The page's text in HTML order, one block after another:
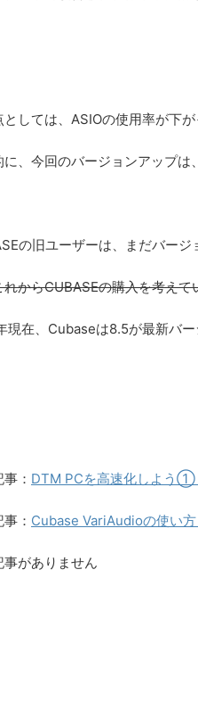
としては、ASIOの使用率が下が
に、今回のバージョンアップは
の旧ユーザーは、まだバージ
れからCUBASEの購入を考え
現在、Cubaseは8.5が最新バ
： DTM PCを高速化しよう①
： Cubase VariAudioの使い方
事がありません